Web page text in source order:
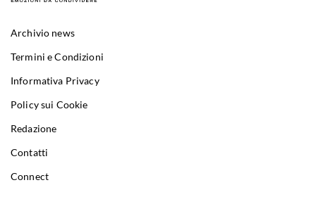
Archivio news
Termini e Condizioni
Informativa Privacy
Policy sui Cookie
Redazione
Contatti
Connect